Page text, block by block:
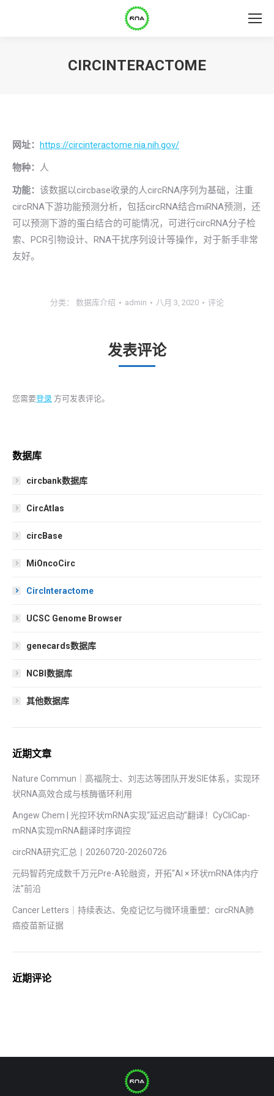
CIRCINTERACTOME
网址： https://circinteractome.nia.nih.gov/
物种： 人
功能： 该数据以circbase收录的人circRNA序列为基础，注重
circRNA下游功能预测分析，包括circRNA结合miRNA预测，还
可以预测下游的蛋白结合的可能情况，可进行circRNA分子检
索、PCR引物设计、RNA干扰序列设计等操作，对于新手非常
友好。
分类： 数据库介绍 admin 八月 3, 2020 评论
发表评论
您需要登录 方可发表评论。
数据库
circbank数据库
CircAtlas
circBase
MiOncoCirc
CircInteractome
UCSC Genome Browser
genecards数据库
NCBI数据库
其他数据库
近期文章
Nature Commun｜高福院士、刘志达等团队开发SIE体系，实现环
状RNA高效合成与核酶循环利用
Angew Chem | 光控环状mRNA实现“延迟启动”翻译！CyCliCap-
mRNA实现mRNA翻译时序调控
circRNA研究汇总丨20260720-20260726
元码智药完成数千万元Pre-A轮融资，开拓“AI × 环状mRNA体内疗
法”前沿
Cancer Letters｜持续表达、免疫记忆与微环境重塑：circRNA肺
癌疫苗新证据
近期评论